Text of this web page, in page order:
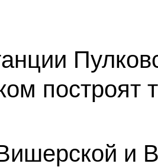
построят
и